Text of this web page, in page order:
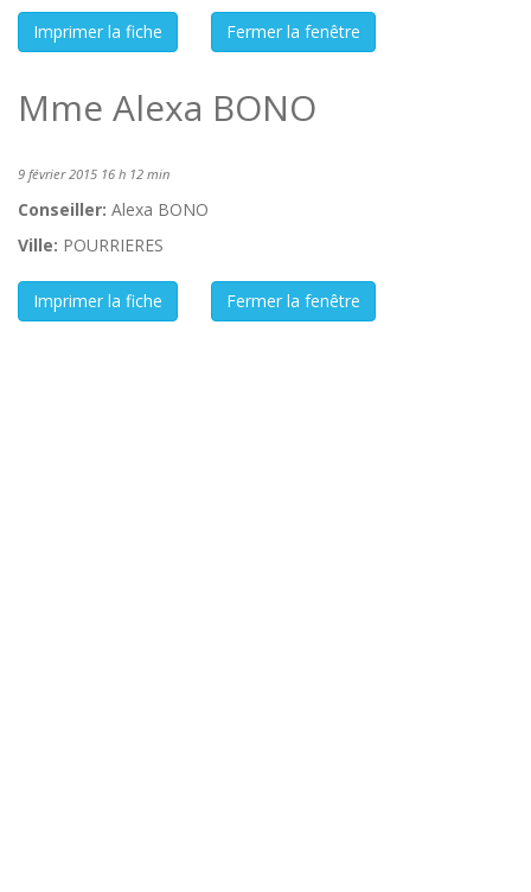
Mme Alexa BONO
9 février 2015 16 h 12 min
Conseiller: Alexa BONO
Ville: POURRIERES